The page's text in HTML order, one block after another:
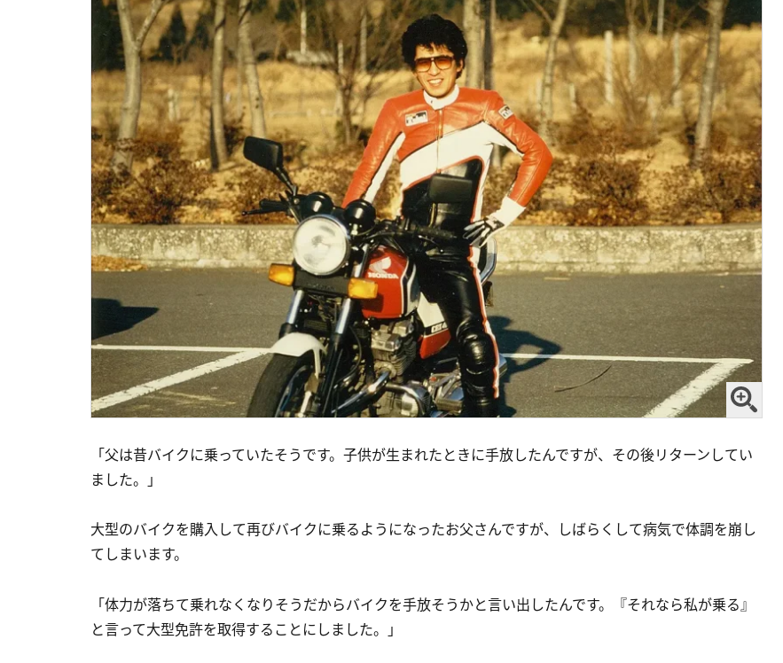
「父は昔バイクに乗っていたそうです。子供が生まれたときに手放したんですが、その後リターンしてい
ました。」
大型のバイクを購入して再びバイクに乗るようになったお父さんですが、しばらくして病気で体調を崩し
てしまいます。
「体力が落ちて乗れなくなりそうだからバイクを手放そうかと言い出したんです。『それなら私が乗る』
と言って大型免許を取得することにしました。」